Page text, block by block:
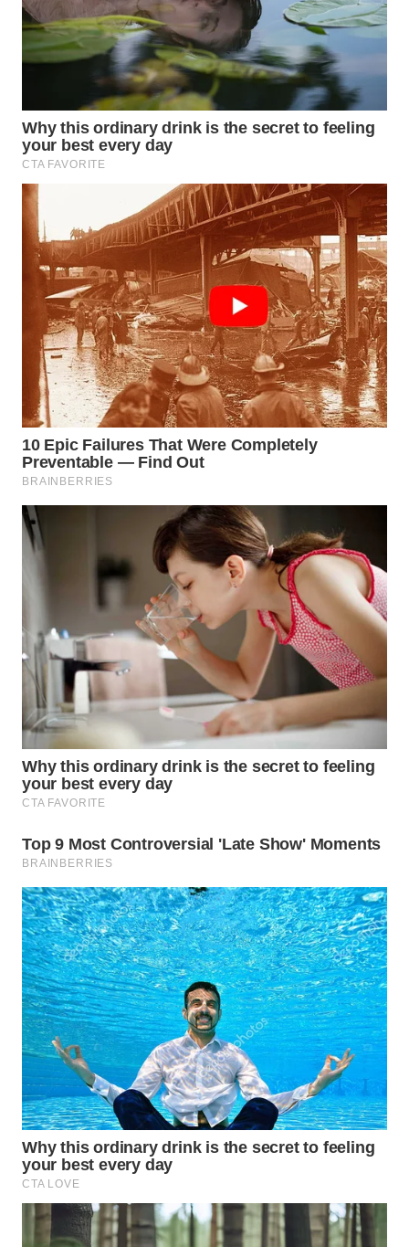
KALTIM
WN
WN
GORONTALO
SULUT
WN
MALUKU
WN
MALUT
WN
DAIRI
WN
DANAU
TOBA
WN
LANGKAT
WN
TAPANULI
SELATAN
WN
TANJUNG
WN
WN
SIMALUNGUN
WN
LABUHANBATU
WN
TAPANULI
TENGAH
WN DELI
SERDANG
WN
TEBING